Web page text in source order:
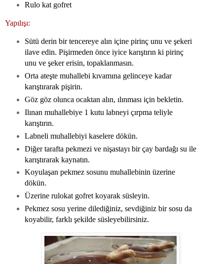
Rulo kat gofret
Yapılışı:
Sütü derin bir tencereye alın içine pirinç unu ve şekeri
ilave edin. Pişirmeden önce iyice karıştırın ki pirinç
unu ve şeker erisin, topaklanmasın.
Orta ateşte muhallebi kıvamına gelinceye kadar
karıştırarak pişirin.
Göz göz olunca ocaktan alın, ılınması için bekletin.
Ilınan muhallebiye 1 kutu labneyi çırpma teliyle
karıştırın.
Labneli muhallebiyi kaselere dökün.
Diğer tarafta pekmezi ve nişastayı bir çay bardağı su ile
karıştırarak kaynatın.
Koyulaşan pekmez sosunu muhallebinin üzerine
dökün.
Üzerine rulokat gofret koyarak süsleyin.
Pekmez sosu yerine dilediğiniz, sevdiğiniz bir sosu da
koyabilir, farklı şekilde süsleyebilirsiniz.